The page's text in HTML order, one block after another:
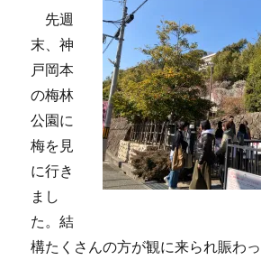
先週
末、神
戸岡本
の梅林
公園に
梅を見
に行き
まし
た。結
構たくさんの方が観に来られ賑わ